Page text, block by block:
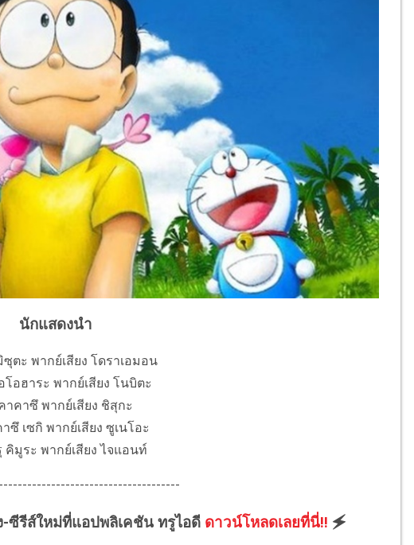
นักแสดงนำ
ตะ พากย์เสียง โดราเอมอน
โอฮาระ พากย์เสียง โนบิตะ
าคาซึ พากย์เสียง ชิสุกะ
ซึ เซกิ พากย์เสียง ซูเนโอะ
คิมูระ พากย์เสียง ไจแอนท์
ซีรีส์ใหม่ที่แอปพลิเคชัน ทรูไอดี ดาวน์โหลดเลยที่นี่!! 🗲